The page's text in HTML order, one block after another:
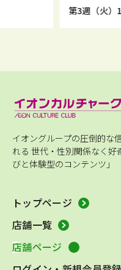
第3週（火）
イオングループの圧倒的な
れる 世代・性別関係なく好
びと体験型のコンテンツ」
トップページ
店舗一覧
店舗ページ